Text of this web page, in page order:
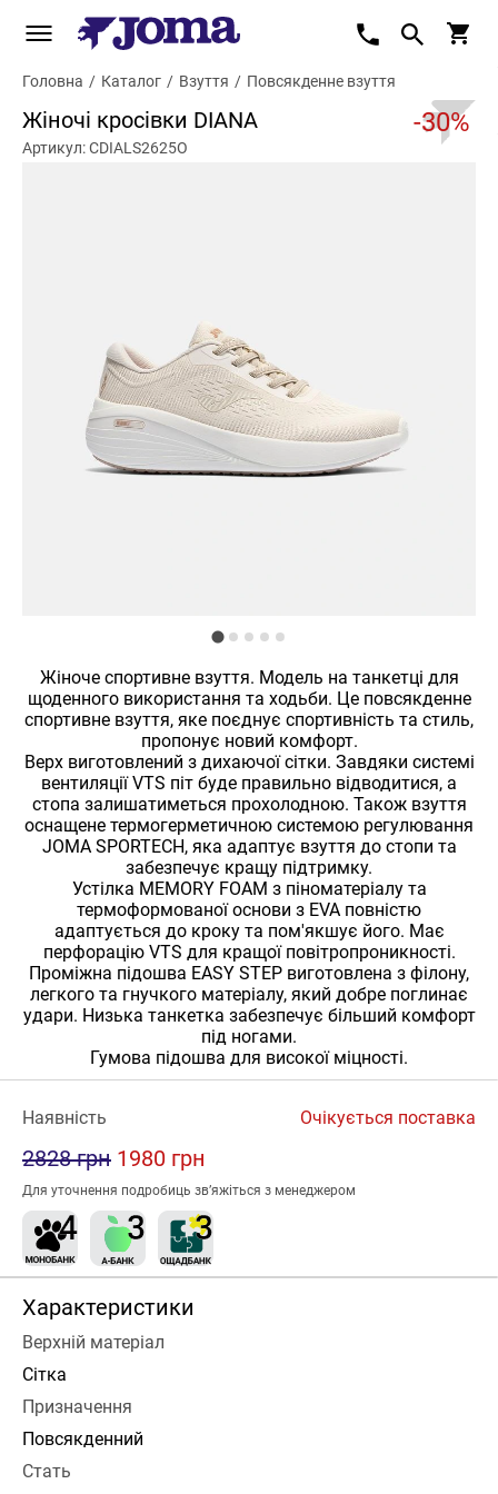
Головна / Каталог / Взуття / Повсякденне взуття
Жіночі кросівки DIANA -30%
Артикул: CDIALS2625O
Жіноче спортивне взуття. Модель на танкетці для
щоденного використання та ходьби. Це повсякденне
спортивне взуття, яке поєднує спортивність та стиль,
пропонує новий комфорт.
Верх виготовлений з дихаючої сітки. Завдяки системі
вентиляції VTS піт буде правильно відводитися, а
стопа залишатиметься прохолодною. Також взуття
оснащене термогерметичною системою регулювання
JOMA SPORTECH, яка адаптує взуття до стопи та
забезпечує кращу підтримку.
Устілка MEMORY FOAM з піноматеріалу та
термоформованої основи з EVA повністю
адаптується до кроку та пом'якшує його. Має
перфорацію VTS для кращої повітропроникності.
Проміжна підошва EASY STEP виготовлена ​​з філону,
легкого та гнучкого матеріалу, який добре поглинає
удари. Низька танкетка забезпечує більший комфорт
під ногами.
Гумова підошва для високої міцності.
Наявність Очікується поставка
2828 грн 1980 грн
Для уточнення подробиць зв’яжіться з менеджером
Характеристики
Верхній матеріал
Сітка
Призначення
Повсякденний
Стать